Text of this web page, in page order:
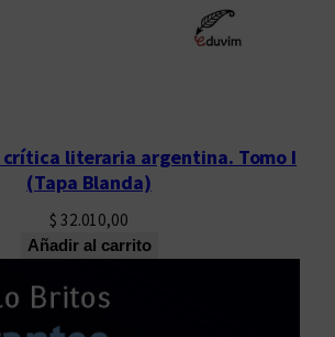
crítica literaria argentina. Tomo I
(Tapa Blanda)
$ 32.010,00
Añadir al carrito